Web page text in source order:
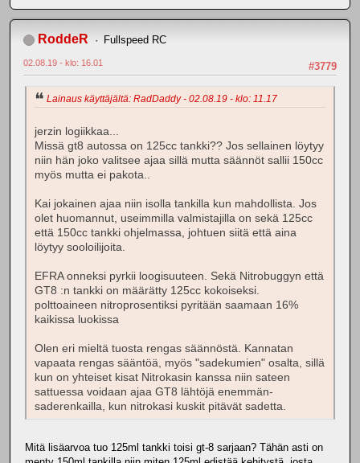
RoddeR Fullspeed RC
#3779
02.08.19 - klo: 16.01
Lainaus käyttäjältä: RadDaddy - 02.08.19 - klo: 11.17
jerzin logiikkaa...
Missä gt8 autossa on 125cc tankki?? Jos sellainen löytyy
niin hän joko valitsee ajaa sillä mutta säännöt sallii 150cc
myös mutta ei pakota..
Kai jokainen ajaa niin isolla tankilla kun mahdollista. Jos
olet huomannut, useimmilla valmistajilla on sekä 125cc
että 150cc tankki ohjelmassa, johtuen siitä että aina
löytyy sooloilijoita.
EFRA onneksi pyrkii loogisuuteen. Sekä Nitrobuggyn että
GT8 :n tankki on määrätty 125cc kokoiseksi.
polttoaineen nitroprosentiksi pyritään saamaan 16%
kaikissa luokissa
Olen eri mieltä tuosta rengas säännöstä. Kannatan
vapaata rengas sääntöä, myös "sadekumien" osalta, sillä
kun on yhteiset kisat Nitrokasin kanssa niin sateen
sattuessa voidaan ajaa GT8 lähtöjä enemmän-
saderenkailla, kun nitrokasi kuskit pitävät sadetta.
Mitä lisäarvoa tuo 125ml tankki toisi gt-8 sarjaan? Tähän asti on